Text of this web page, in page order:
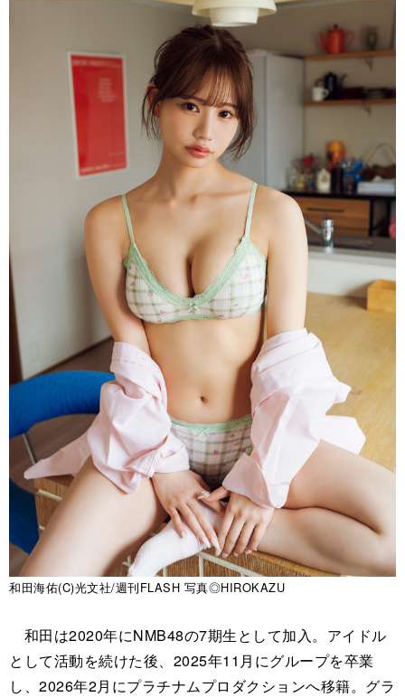
和田海佑(C)光文社/週刊FLASH 写真◎HIROKAZU
和田は2020年にNMB48の7期生として加入。アイドル
として活動を続けた後、2025年11月にグループを卒業
し、2026年2月にプラチナムプロダクションへ移籍。グラ